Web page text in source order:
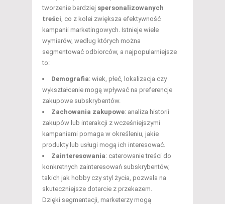
tworzenie bardziej spersonalizowanych
treści , co z kolei zwiększa efektywność
kampanii marketingowych. Istnieje wiele
wymiarów, według których można
segmentować odbiorców, a najpopularniejsze
to:
Demografia: wiek, płeć, lokalizacja czy
wykształcenie mogą wpływać na preferencje
zakupowe subskrybentów.
Zachowania zakupowe: analiza historii
zakupów lub interakcji z wcześniejszymi
kampaniami pomaga w określeniu, jakie
produkty lub usługi mogą ich interesować.
Zainteresowania: caterowanie treści do
konkretnych zainteresowań subskrybentów,
takich jak hobby czy styl życia, pozwala na
skuteczniejsze dotarcie z przekazem.
Dzięki segmentacji, marketerzy mogą